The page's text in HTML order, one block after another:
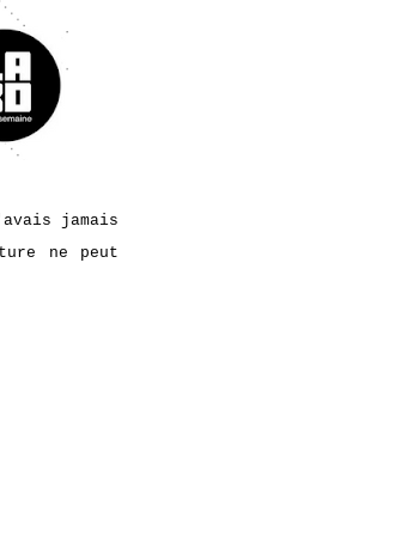
jamais
ne peut